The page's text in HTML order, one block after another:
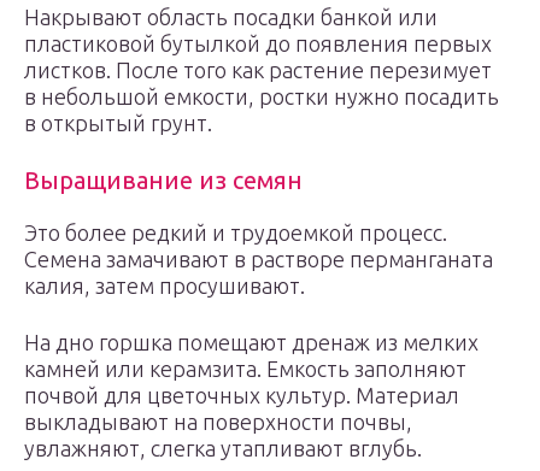
Накрывают область посадки банкой или
пластиковой бутылкой до появления первых
листков. После того как растение перезимует
в небольшой емкости, ростки нужно посадить
в открытый грунт.
Выращивание из семян
Это более редкий и трудоемкой процесс.
Семена замачивают в растворе перманганата
калия, затем просушивают.
На дно горшка помещают дренаж из мелких
камней или керамзита. Емкость заполняют
почвой для цветочных культур. Материал
выкладывают на поверхности почвы,
увлажняют, слегка утапливают вглубь.